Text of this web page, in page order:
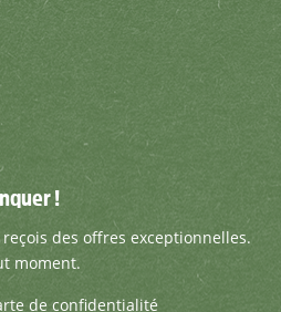
!
& reçois des offres
!
des offres exceptionnelles.
moment.
de confidentialité